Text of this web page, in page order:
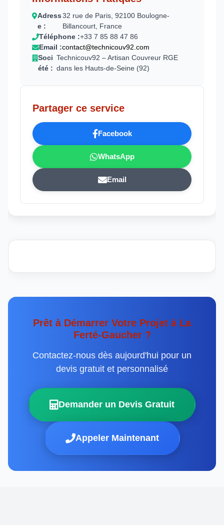
Adress
e :
32 rue de Paris, 92100 Boulogne-
Billancourt, France
Téléphone :+33 7 85 88 47 86
Email :contact@technicouv92.com
Soci
été :
Technicouv92 – Artisan Couvreur RGE
dans les Hauts-de-Seine (92)
Partager ce service
Facebook
WhatsApp
Email
Prêt à Démarrer Votre Projet à La
Ferté-Gaucher ?
Contactez-nous dès aujourd'hui pour un
devis gratuit et personnalisé
Demander un Devis Gratuit
Appeler Maintenant